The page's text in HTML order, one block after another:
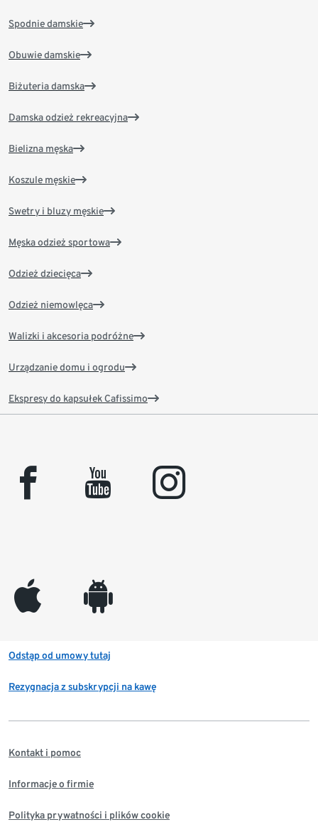
Spodnie damskie
Obuwie damskie
Biżuteria damska
Damska odzież rekreacyjna
Bielizna męska
Koszule męskie
Swetry i bluzy męskie
Męska odzież sportowa
Odzież dziecięca
Odzież niemowlęca
Walizki i akcesoria podróżne
Urządzanie domu i ogrodu
Ekspresy do kapsułek Cafissimo
facebook youtube instagram
appleinc android
Odstąp od umowy tutaj
Rezygnacja z subskrypcji na kawę
Kontakt i pomoc
Informacje o firmie
Polityka prywatności i plików cookie